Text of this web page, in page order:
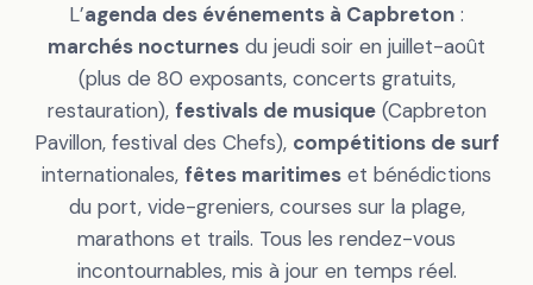
L’agenda des événements à Capbreton :
marchés nocturnes du jeudi soir en juillet-août
(plus de 80 exposants, concerts gratuits,
restauration), festivals de musique(Capbreton
Pavillon, festival des Chefs), compétitions de surf
internationales, fêtes maritimes et bénédictions
du port, vide-greniers, courses sur la plage,
marathons et trails. Tous les rendez-vous
incontournables, mis à jour en temps réel.